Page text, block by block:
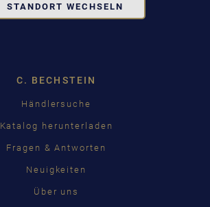
STANDORT WECHSELN
C. BECHSTEIN
Händlersuche
Katalog herunterladen
Fragen & Antworten
Neuigkeiten
Über uns